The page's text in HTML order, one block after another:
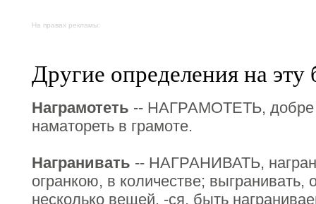
На правах рекламы:
Другие определения на эту
Награмотеть -- НАГРАМОТЕТЬ, добре
наматореть в грамоте.
Награнивать -- НАГРАНИВАТЬ,
огранкою, в количестве; выгранивать,
несколько вещей. -ся, быть